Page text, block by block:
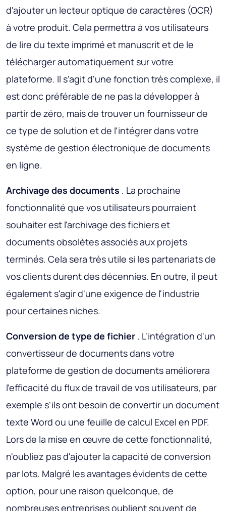
d'ajouter un lecteur optique de caractères (OCR)
à votre produit. Cela permettra à vos utilisateurs
de lire du texte imprimé et manuscrit et de le
télécharger automatiquement sur votre
plateforme. Il s'agit d'une fonction très complexe, il
est donc préférable de ne pas la développer à
partir de zéro, mais de trouver un fournisseur de
ce type de solution et de l'intégrer dans votre
système de gestion électronique de documents
en ligne.
Archivage des documents . La prochaine
fonctionnalité que vos utilisateurs pourraient
souhaiter est l'archivage des fichiers et
documents obsolètes associés aux projets
terminés. Cela sera très utile si les partenariats de
vos clients durent des décennies. En outre, il peut
également s'agir d'une exigence de l'industrie
pour certaines niches.
Conversion de type de fichier . L'intégration d'un
convertisseur de documents dans votre
plateforme de gestion de documents améliorera
l'efficacité du flux de travail de vos utilisateurs, par
exemple s'ils ont besoin de convertir un document
texte Word ou une feuille de calcul Excel en PDF.
Lors de la mise en œuvre de cette fonctionnalité,
n'oubliez pas d'ajouter la capacité de conversion
par lots. Malgré les avantages évidents de cette
option, pour une raison quelconque, de
nombreuses entreprises oublient souvent de